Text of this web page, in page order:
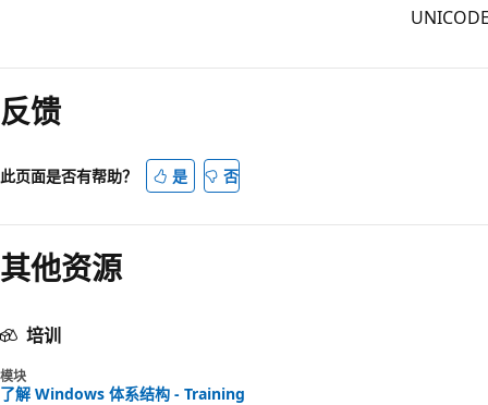
读
模
已
用
反馈
此页面是否有帮助？ 是 否
其他资源
培训
模块
了解 Windows 体系结构 - Training